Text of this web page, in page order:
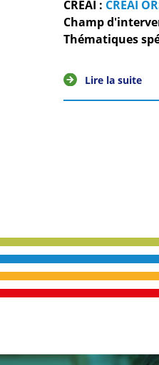
CREAI : CREAI
Champ
Thématiques
Lire la suite